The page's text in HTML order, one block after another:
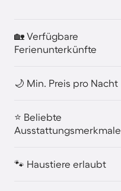
🏡 Verfügbare
Ferienunterkünfte
🌙 Min. Preis pro Nacht
⭐ Beliebte
Ausstattungsmerkmale
🐾 Haustiere erlaubt